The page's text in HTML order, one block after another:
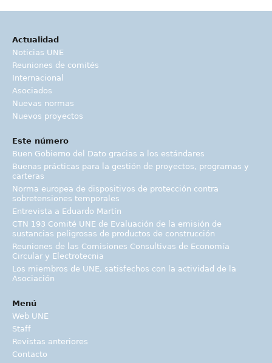
Actualidad
Noticias UNE
Reuniones de comités
Internacional
Asociados
Nuevas normas
Nuevos proyectos
Este número
Buen Gobierno del Dato gracias a los estándares
Buenas prácticas para la gestión de proyectos, programas y
carteras
Norma europea de dispositivos de protección contra
sobretensiones temporales
Entrevista a Eduardo Martín
CTN 193 Comité UNE de Evaluación de la emisión de
sustancias peligrosas de productos de construcción
Reuniones de las Comisiones Consultivas de Economía
Circular y Electrotecnia
Los miembros de UNE, satisfechos con la actividad de la
Asociación
Menú
Web UNE
Staff
Revistas anteriores
Contacto